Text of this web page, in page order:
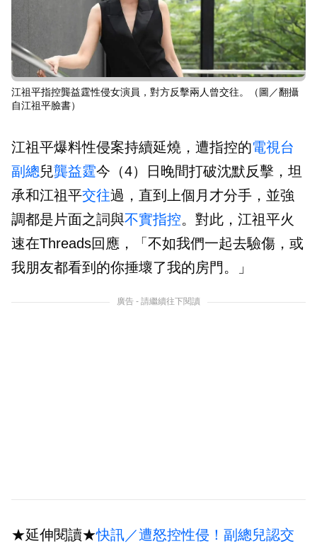
江祖平指控龔益霆性侵女演員，對方反擊兩人曾交往。（圖／翻攝
自江祖平臉書）
江祖平爆料性侵案持續延燒，遭指控的電視台
副總兒龔益霆今（4）日晚間打破沈默反擊，坦
承和江祖平交往過，直到上個月才分手，並強
調都是片面之詞與不實指控。對此，江祖平火
速在Threads回應，「不如我們一起去驗傷，或
我朋友都看到的你捶壞了我的房門。」
廣告 - 請繼續往下閱讀
★延伸閱讀★快訊／遭怒控性侵！副總兒認交